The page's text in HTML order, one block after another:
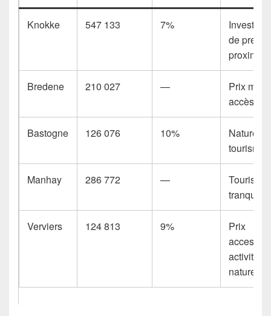
Knokke 547 133 7%
de
proximité
Bredene 210 027 —
Prix
accès à
Bastogne 126 076 10%
Nature,
tourisme
Manhay 286 772 —
Tourisme
Verviers 124 813 9%
Prix
activités
nature